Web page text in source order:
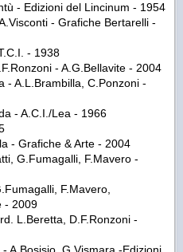
- Edizioni del Lincinum - 1954
- Grafiche Bertarelli -
- 1938
- A.G.Bellavite - 2004
- A.L.Brambilla, C.Ponzoni -
- A.C.I./Lea - 1966
- Grafiche & Arte - 2004
G.Fumagalli, F.Mavero -
F.Mavero,
- 2009
L.Beretta, D.F.Ronzoni -